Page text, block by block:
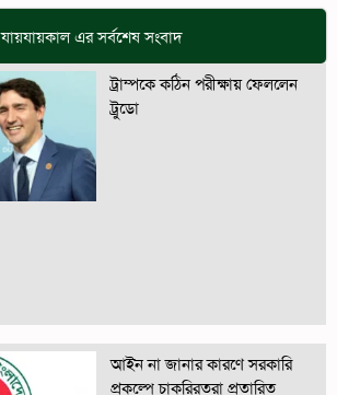
যায়যায়কাল এর সর্বশেষ সংবাদ
ট্রাম্পকে কঠিন পরীক্ষায় ফেললেন
ট্রুডো
আইন না জানার কারণে সরকারি
প্রকল্পে চাকরিরতরা প্রতারিত